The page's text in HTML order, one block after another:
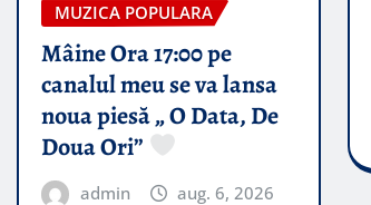
MUZICA POPULARA
Mâine Ora 17:00 pe
canalul meu se va lansa
noua piesă „ O Data, De
Doua Ori”
admin aug. 6, 2026